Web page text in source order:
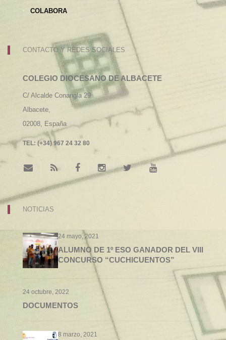
COLABORA
CONTACTO Y REDES SOCIALES
COLEGIO DIOCESANO DE ALBACETE
C/ Alcalde Conangla 29
Albacete,
02008, España
TEL: (+34) 967 24 32 80
NOTICIAS
24 mayo, 2021
ALUMNO DE 1º ESO GANADOR DEL VIII
CONCURSO “CUCHICUENTOS”
24 octubre, 2022
DOCUMENTOS
8 marzo, 2021